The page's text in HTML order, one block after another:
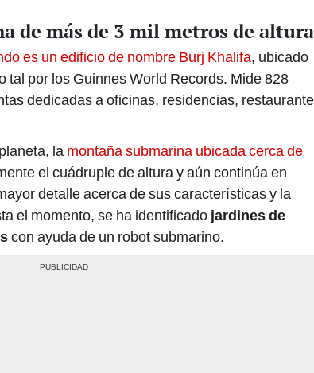
es un edificio de nombre Burj Khalifa, ubicado
tal por los Guinnes World Records. Mide 828
dedicadas a oficinas, residencias, restaurantes
la
el cuádruple de altura y aún continúa en
detalle acerca de sus características y la
el momento, se ha identificadojardines de
con ayuda de un robot submarino.